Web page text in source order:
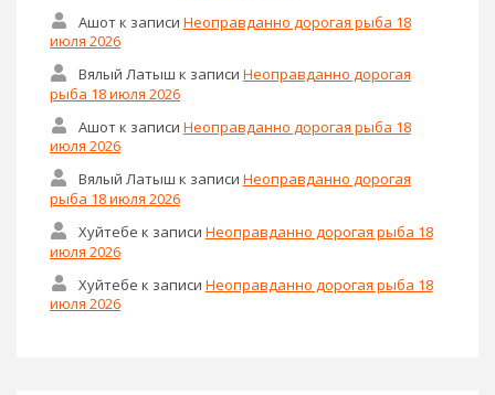
Ашотк записи Неоправданно дорогая рыба 18
июля 2026
Вялый Латыш к записи Неоправданно дорогая
рыба 18 июля 2026
Ашотк записи Неоправданно дорогая рыба 18
июля 2026
Вялый Латыш к записи Неоправданно дорогая
рыба 18 июля 2026
Хуйтебе к записи Неоправданно дорогая рыба 18
июля 2026
Хуйтебе к записи Неоправданно дорогая рыба 18
июля 2026